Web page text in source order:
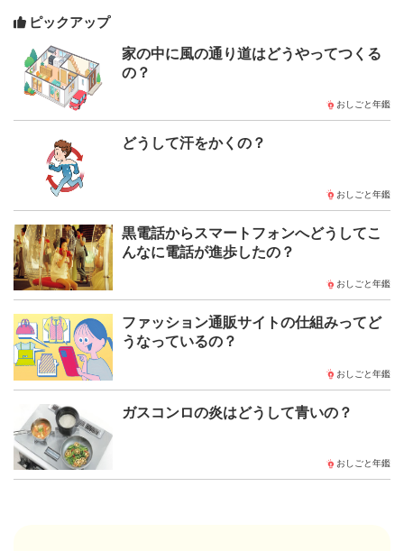
ピックアップ
家の中に風の通り道はどうやってつくる
の？
おしごと年鑑
どうして汗をかくの？
おしごと年鑑
黒電話からスマートフォンへどうしてこ
んなに電話が進歩したの？
おしごと年鑑
ファッション通販サイトの仕組みってど
うなっているの？
おしごと年鑑
ガスコンロの炎はどうして青いの？
おしごと年鑑